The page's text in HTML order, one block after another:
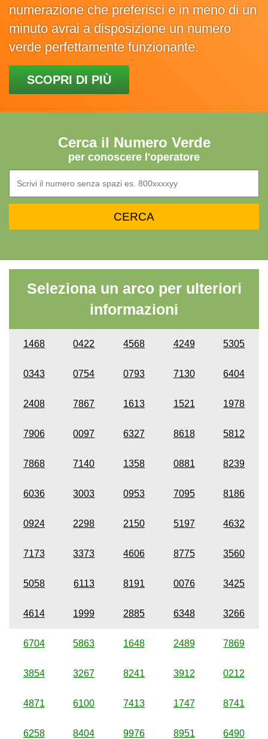
numerazione che preferisci e in meno di un
minuto avrai a disposizione un numero
verde perfettamente funzionante.
SCOPRI DI PIÙ
Cerca il Numero Verde
per conoscere l'operatore
Seleziona un arco per ulteriori
informazioni
1468 0422 4568 4249 5305
0343 0754 0793 7130 6404
2408 7867 1613 1521 1978
7906 0097 6327 8618 5812
7868 7140 1358 0881 8239
6036 3003 0953 7095 8186
0924 2298 2150 5197 4632
7173 3373 4606 8775 3560
5058 6113 8191 0076 3425
4614 1999 2885 6348 3266
6704 5863 1648 2489 7869
3854 3267 8241 3912 0212
4871 6100 7413 1747 8741
6258 8404 9976 8951 6490